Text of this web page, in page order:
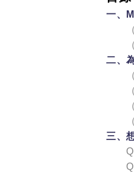
一、
二、
三、